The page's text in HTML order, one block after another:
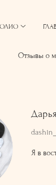
Отзывы о
Дарья
Я в